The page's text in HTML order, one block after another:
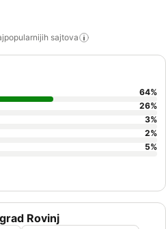
sajtova
Rovinj
64%
26%
3%
2%
5%